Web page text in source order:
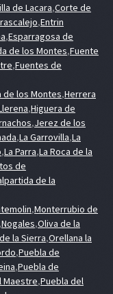
de Lacara,Corte de
,Entrin
,Esparragosa de
de los Montes,Fuente
,Fuentes de
de los Montes,Herrera
,Higuera de
,Jerez de los
,La Garrovilla,La
,La Parra,La Roca de la
de
de la
,Monterrubio de
,Nogales,Oliva de la
la Sierra,Orellana la
,Puebla de
,Puebla de
Maestre,Puebla del